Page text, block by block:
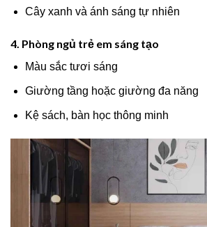
Cây xanh và ánh sáng tự nhiên
4. Phòng ngủ trẻ em sáng tạo
Màu sắc tươi sáng
Giường tầng hoặc giường đa năng
Kệ sách, bàn học thông minh